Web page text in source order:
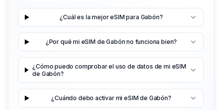
¿Cuál es la mejor eSIM para Gabón?
¿Por qué mi eSIM de Gabón no funciona bien?
¿Cómo puedo comprobar el uso de datos de mi eSIM
de Gabón?
¿Cuándo debo activar mi eSIM de Gabón?